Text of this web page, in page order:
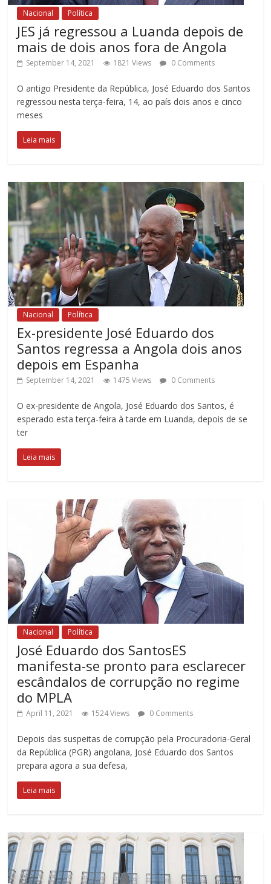
Nacional Política
JES já regressou a Luanda depois de
mais de dois anos fora de Angola
September 14, 2021 1821 Views 0 Comments
O antigo Presidente da República, José Eduardo dos Santos
regressou nesta terça-feira, 14, ao país dois anos e cinco
meses
Leia mais
Nacional Política
Ex-presidente José Eduardo dos
Santos regressa a Angola dois anos
depois em Espanha
September 14, 2021 1475 Views 0 Comments
O ex-presidente de Angola, José Eduardo dos Santos, é
esperado esta terça-feira à tarde em Luanda, depois de se
ter
Leia mais
Nacional Política
José Eduardo dos SantosES
manifesta-se pronto para esclarecer
escândalos de corrupção no regime
do MPLA
April 11, 2021 1524 Views 0 Comments
Depois das suspeitas de corrupção pela Procuradoria-Geral
da República (PGR) angolana, José Eduardo dos Santos
prepara agora a sua defesa,
Leia mais